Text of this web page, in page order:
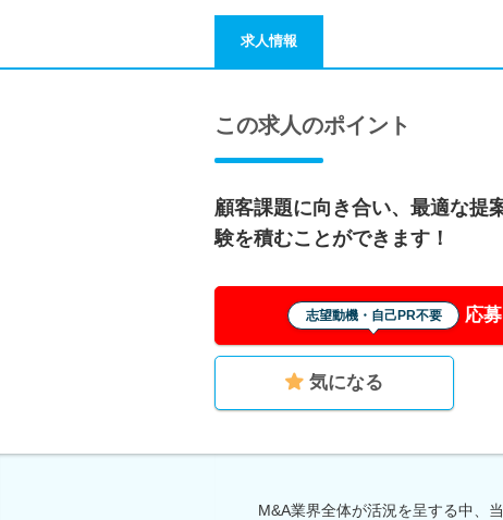
求人情報
この求人のポイント
顧客課題に向き合い、最適な提
験を積むことができます！
志望動機・自己PR不要 応
気になる
M&A業界全体が活況を呈する中、